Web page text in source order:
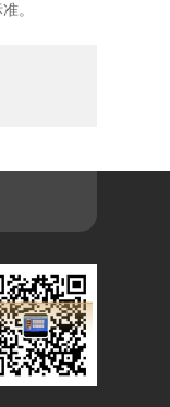
。